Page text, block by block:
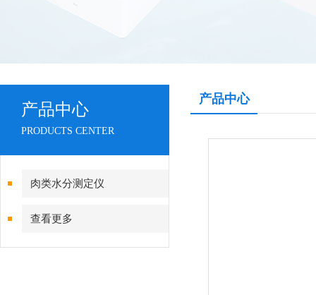
产品中心
PRODUCTS CENTER
肉类水分测定仪
查看更多
产品中心